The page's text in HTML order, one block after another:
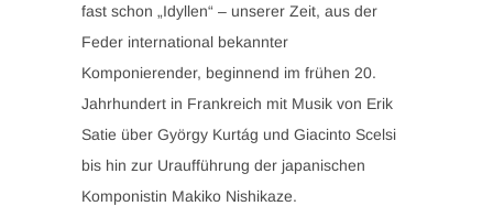
fast schon „Idyllen“ – unserer Zeit, aus der
Feder international bekannter
Komponierender, beginnend im frühen 20.
Jahrhundert in Frankreich mit Musik von Erik
Satie über György Kurtág und Giacinto Scelsi
bis hin zur Uraufführung der japanischen
Komponistin Makiko Nishikaze.